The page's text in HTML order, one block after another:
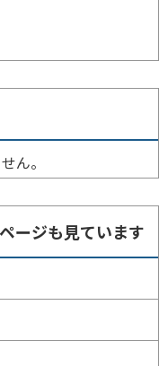
ん。
ージも見ています